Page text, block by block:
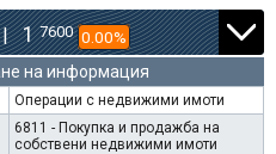
| 1 7600 0.00%
на информация
Операции с недвижими имоти
6811 - Покупка и продажба на
собствени недвижими имоти